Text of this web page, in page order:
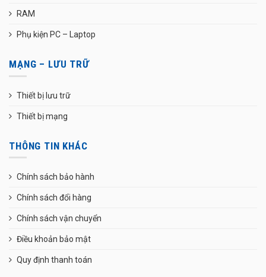
RAM
Phụ kiện PC – Laptop
MẠNG – LƯU TRỮ
Thiết bị lưu trữ
Thiết bị mạng
THÔNG TIN KHÁC
Chính sách bảo hành
Chính sách đổi hàng
Chính sách vận chuyển
Điều khoản bảo mật
Quy định thanh toán